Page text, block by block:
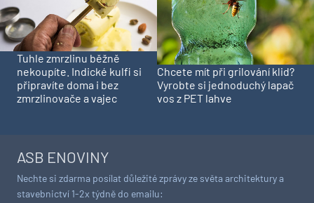
Tuhle zmrzlinu běžně
nekoupíte. Indické kulfi si
připravíte doma i bez
zmrzlinovače a vajec
Chcete mít při grilování klid?
Vyrobte si jednoduchý lapač
vos z PET lahve
ASB ENOVINY
Nechte si zdarma posílat důležité zprávy ze světa architektury a
stavebnictví 1-2x týdně do emailu: